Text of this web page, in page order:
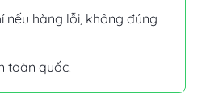
nếu hàng lỗi, không đúng
toàn quốc.